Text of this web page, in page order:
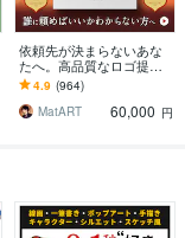
依頼先が決まらないあな
たへ。高品質なロゴ提供
します 総依頼数1600件突
破✧想いを形にする丁寧な
プロ品質デザイン
4.9 (964)
MatART
60,000 円